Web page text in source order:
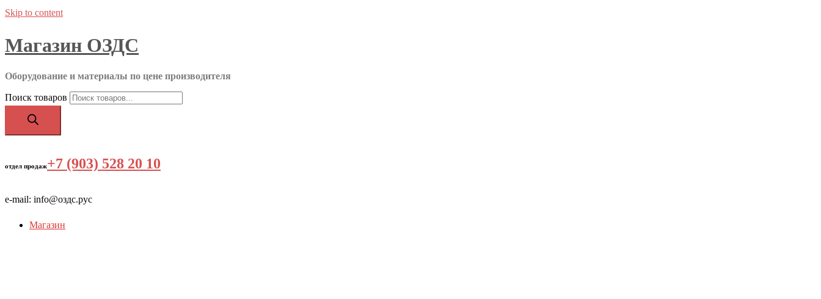
Skip to content
Магазин ОЗДС
Оборудование и материалы по цене производителя
Поиск товаров
отдел продаж+7 (903) 528 20 10
e-mail: info@оздс.рус
Магазин